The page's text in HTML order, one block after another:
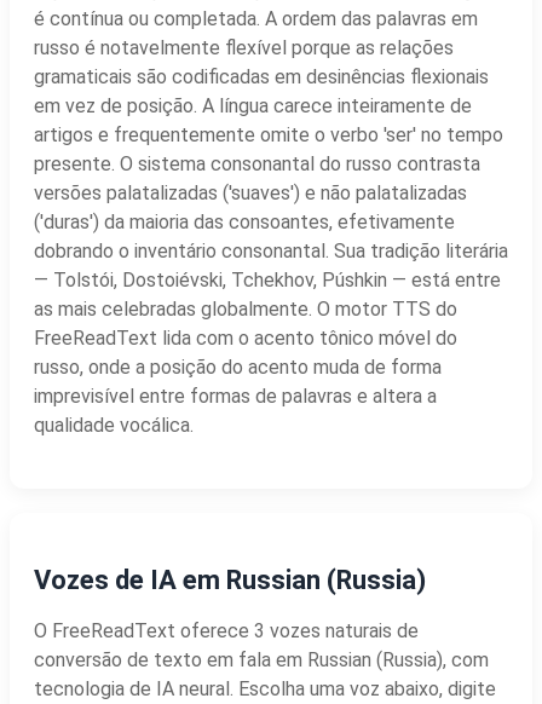
é contínua ou completada. A ordem das palavras em
russo é notavelmente flexível porque as relações
gramaticais são codificadas em desinências flexionais
em vez de posição. A língua carece inteiramente de
artigos e frequentemente omite o verbo 'ser' no tempo
presente. O sistema consonantal do russo contrasta
versões palatalizadas ('suaves') e não palatalizadas
('duras') da maioria das consoantes, efetivamente
dobrando o inventário consonantal. Sua tradição literária
— Tolstói, Dostoiévski, Tchekhov, Púshkin — está entre
as mais celebradas globalmente. O motor TTS do
FreeReadText lida com o acento tônico móvel do
russo, onde a posição do acento muda de forma
imprevisível entre formas de palavras e altera a
qualidade vocálica.
Vozes de IA em Russian (Russia)
O FreeReadText oferece 3 vozes naturais de
conversão de texto em fala em Russian (Russia), com
tecnologia de IA neural. Escolha uma voz abaixo, digite